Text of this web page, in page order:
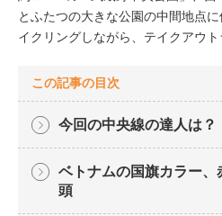
とふたつの大きな公園の中間地点
イクリングしながら、テイクアウト
この記事の目次
今回の中央線の達人は？
ベトナムの国旗カラー
頭